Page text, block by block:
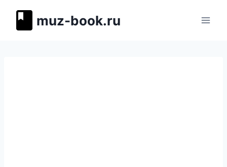
muz-book.ru